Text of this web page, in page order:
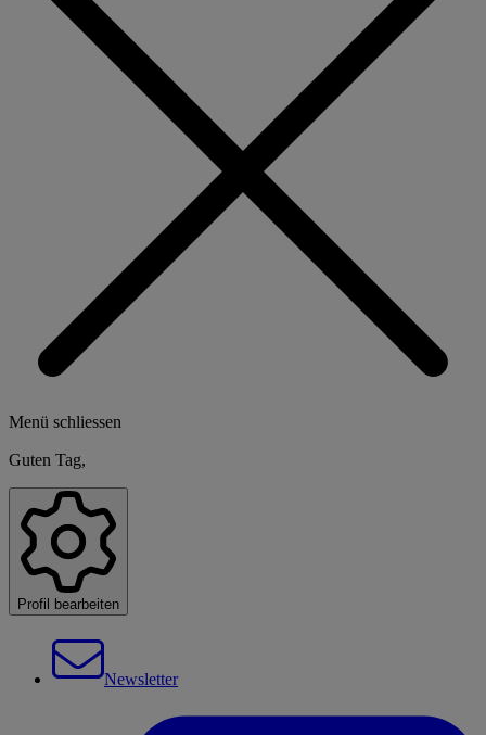
Menü schliessen
Guten Tag,
Profil bearbeiten
Newsletter